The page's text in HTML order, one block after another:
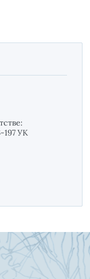
197 УК